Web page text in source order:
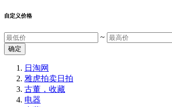
自定义价格
~
确定
日淘网
雅虎拍卖日拍
古董，收藏
电器